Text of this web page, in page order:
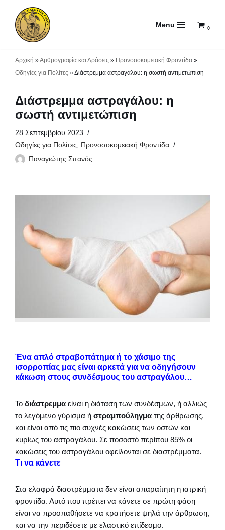
Μεταπηδήστε
Menu 0
Αρχική »Αρθρογραφία και Δράσεις » Προνοσοκομειακή Φροντίδα »
Οδηγίες για Πολίτες »Διάστρεμμα αστραγάλου: η σωστή αντιμετώπιση
Διάστρεμμα αστραγάλου: η
σωστή αντιμετώπιση
28 Σεπτεμβρίου 2023
Οδηγίες για Πολίτες, Προνοσοκομειακή Φροντίδα
Παναγιώτης Σπανός
Ένα απλό στραβοπάτημα ή το χάσιμο της
ισορροπίας μας είναι αρκετά για να οδηγήσουν
κάκωση στους συνδέσμους του αστραγάλου…
Το διάστρεμμα είναι η διάταση των συνδέσμων, ή αλλιώς
το λεγόμενο γύρισμα ή στραμπούληγμα της άρθρωσης,
και είναι από τις πιο συχνές κακώσεις των οστών και
κυρίως του αστραγάλου. Σε ποσοστό περίπου 85% οι
κακώσεις του αστραγάλου οφείλονται σε διαστρέμματα.
Τι να κάνετε
Στα ελαφρά διαστρέμματα δεν είναι απαραίτητη η ιατρική
φροντίδα. Αυτό που πρέπει να κάνετε σε πρώτη φάση
είναι να προσπαθήσετε να κρατήσετε ψηλά την άρθρωση,
και να την περιδέσετε με ελαστικό επίδεσμο.